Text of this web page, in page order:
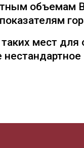
объемам
мест для